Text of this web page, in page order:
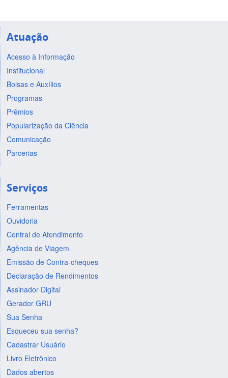
Atuação
Acesso à Informação
Institucional
Bolsas e Auxílios
Programas
Prêmios
Popularização da Ciência
Comunicação
Parcerias
Serviços
Ferramentas
Ouvidoria
Central de Atendimento
Agência de Viagem
Emissão de Contra-cheques
Declaração de Rendimentos
Assinador Digital
Gerador GRU
Sua Senha
Esqueceu sua senha?
Cadastrar Usuário
Livro Eletrônico
Dados abertos